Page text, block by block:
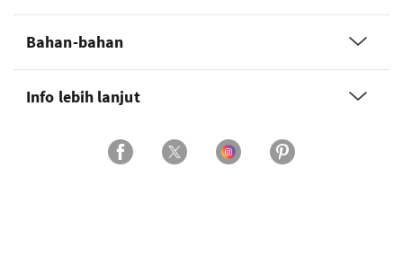
Bahan-bahan
Info lebih lanjut